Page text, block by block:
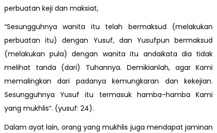
perbuatan keji dan maksiat,
“Sesungguhnya wanita itu telah bermaksud (melakukan
perbuatan itu) dengan Yusuf, dan Yusufpun bermaksud
(melakukan pula) dengan wanita itu andaikata dia tidak
melihat tanda (dari) Tuhannya. Demikianlah, agar Kami
memalingkan dari padanya kemungkaran dan kekejian.
Sesungguhnya Yusuf itu termasuk hamba-hamba Kami
yang mukhlis“. (yusuf: 24).
Dalam ayat lain, orang yang mukhlis juga mendapat jaminan